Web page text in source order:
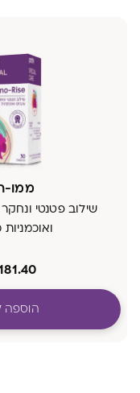
ממו-
שילוב פטנטי
הוספה